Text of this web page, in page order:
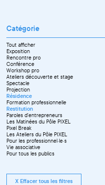
Catégorie
Tout afficher
Exposition
Rencontre pro
Conférence
Workshop pro
Ateliers découverte et stage
Spectacle
Projection
Résidence
Formation professionnelle
Restitution
Paroles d'entrepreneurs
Les Matinées du Pôle PIXEL
Pixel Break
Les Ateliers du Pôle PIXEL
Pour les professionnel·le·s
Vie associative
Pour tous les publics
X Effacer tous les filtres